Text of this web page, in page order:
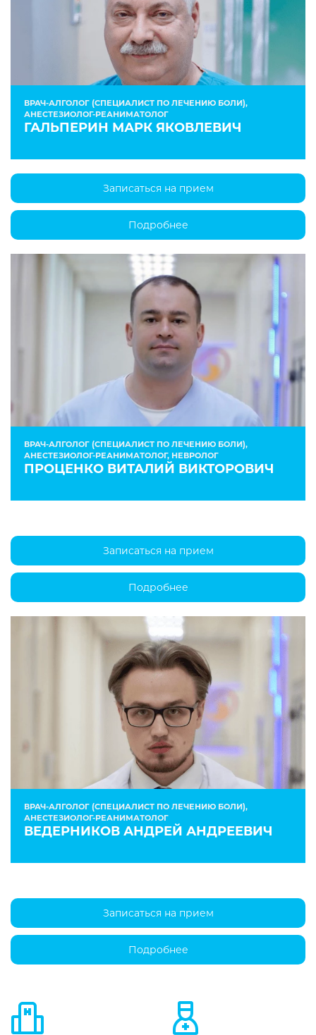
ВРАЧ-АЛГОЛОГ (СПЕЦИАЛИСТ ПО ЛЕЧЕНИЮ БОЛИ),
АНЕСТЕЗИОЛОГ-РЕАНИМАТОЛОГ
ГАЛЬПЕРИН МАРК ЯКОВЛЕВИЧ
Записаться на прием
Подробнее
ВРАЧ-АЛГОЛОГ (СПЕЦИАЛИСТ ПО ЛЕЧЕНИЮ БОЛИ),
АНЕСТЕЗИОЛОГ-РЕАНИМАТОЛОГ, НЕВРОЛОГ
ПРОЦЕНКО ВИТАЛИЙ ВИКТОРОВИЧ
Записаться на прием
Подробнее
ВРАЧ-АЛГОЛОГ (СПЕЦИАЛИСТ ПО ЛЕЧЕНИЮ БОЛИ),
АНЕСТЕЗИОЛОГ-РЕАНИМАТОЛОГ
ВЕДЕРНИКОВ АНДРЕЙ АНДРЕЕВИЧ
Записаться на прием
Подробнее